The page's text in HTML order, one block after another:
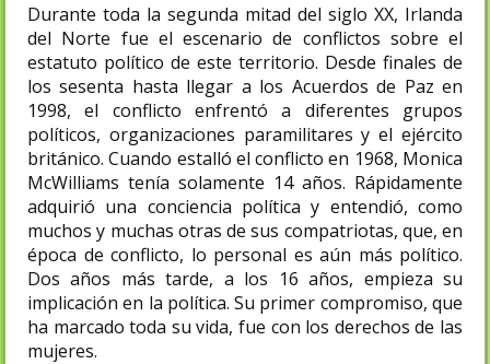
Durante toda la segunda mitad del siglo XX, Irlanda
del Norte fue el escenario de conflictos sobre el
estatuto político de este territorio. Desde finales de
los sesenta hasta llegar a los Acuerdos de Paz en
1998, el conflicto enfrentó a diferentes grupos
políticos, organizaciones paramilitares y el ejército
británico. Cuando estalló el conflicto en 1968, Monica
McWilliams tenía solamente 14 años. Rápidamente
adquirió una conciencia política y entendió, como
muchos y muchas otras de sus compatriotas, que, en
época de conflicto, lo personal es aún más político.
Dos años más tarde, a los 16 años, empieza su
implicación en la política. Su primer compromiso, que
ha marcado toda su vida, fue con los derechos de las
mujeres.